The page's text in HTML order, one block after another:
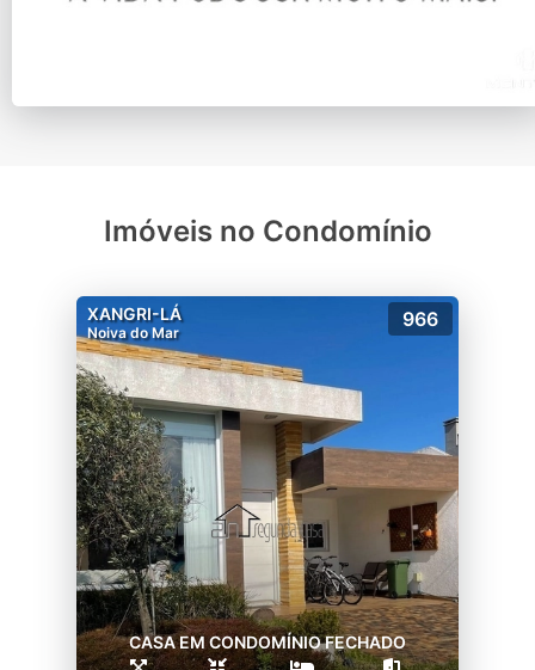
Imóveis no Condomínio
XANGRI-LÁ
Noiva do Mar
966
CASA EM CONDOMÍNIO FECHADO